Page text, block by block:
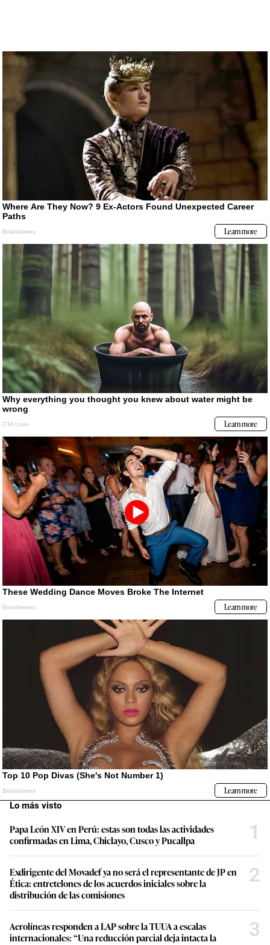
Lo más visto
Papa León XIV en Perú: estas son todas las actividades
confirmadas en Lima, Chiclayo, Cusco y Pucallpa
1
Exdirigente del Movadef ya no será el representante de JP en
Ética: entretelones de los acuerdos iniciales sobre la
distribución de las comisiones
2
Aerolíneas responden a LAP sobre la TUUA a escalas
internacionales: “Una reducción parcial deja intacta la
3